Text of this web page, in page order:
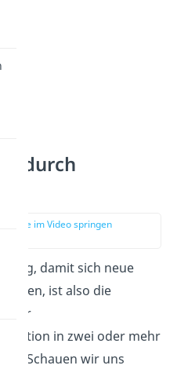
durch
Stelle im Video springen
damit sich neue
ist also die
in zwei oder mehr
Schauen wir uns